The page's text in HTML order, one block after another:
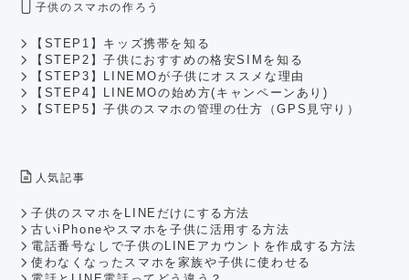
子供のスマホの作ろう
【STEP1】キッズ携帯を知る
【STEP2】子供におすすめの格安SIMを知る
【STEP3】LINEMOが子供にオススメな理由
【STEP4】LINEMOの始め方(キャンペーンあり)
【STEP5】子供のスマホの管理の仕方（GPS見守り）
人気記事
子供のスマホをLINEだけにする方法
古いiPhoneやスマホを子供に活用する方法
電話番号なしで子供のLINEアカウントを作成する方法
使わなくなったスマホを家族や子供に使わせる